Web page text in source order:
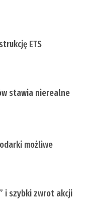
ETS
stawia nierealne
możliwe
i szybki zwrot akcji